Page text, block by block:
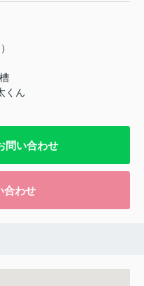
くん
問い合わせ
合わせ